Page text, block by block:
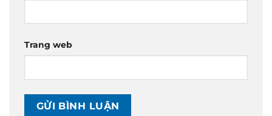
Trang web